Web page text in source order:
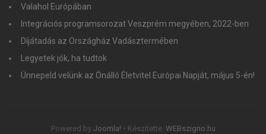
Valahol Európában
Integrációs programsorozat Veszprém megyében, 2022-ben
Díjátadás az Országház Vadásztermében
Legyetek jók, ha tudtok
Ünnepeld velünk az Önálló Életvitel Európai Napját, május 5-én!
Powered by Joomla! • Készítette: WEBszigno.hu